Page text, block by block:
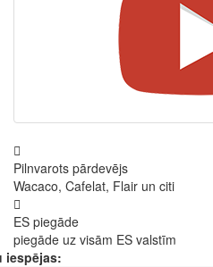
Pilnvarots pārdevējs
Wacaco, Cafelat, Flair un citi
ES piegāde
piegāde uz visām ES valstīm
iespējas: